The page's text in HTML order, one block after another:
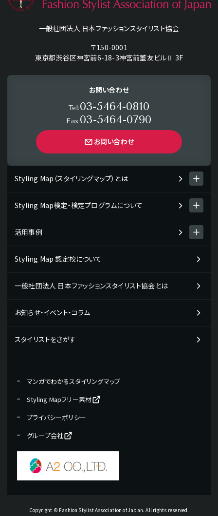
一般社団法人 日本ファッションスタイリスト協会
〒150-0001
東京都渋谷区神宮前6-18-3神宮前董友ビルⅡ 3F
お問い合わせ
Tel:03-5464-0810
Fax:03-5464-0790
お問い合わせ
Styling Map（スタイリングマップ）とは
Styling Map（スタイリングマップ）とは
テストチェック・コミュニケーションタイプ
Styling Map検定・検定プログラムについて
Styling Map検定・検定プログラム
検定の受検申し込み・受検の流れ
活用事例
Styling Map活用事例一覧
企業の活用事例
学校の活用事例
専門学校の先生の方向け
Styling Map 認定校について
一般社団法人 日本ファッションスタイリスト協会とは
お知らせ・イベント・コラム
スタイリストをさがす
マンガでわかるスタイリングマップ
Styling Mapフリー素材
プライバシーポリシー
グループ会社
Copyright © Fashion Stylist Association of Japan. All rights reserved.